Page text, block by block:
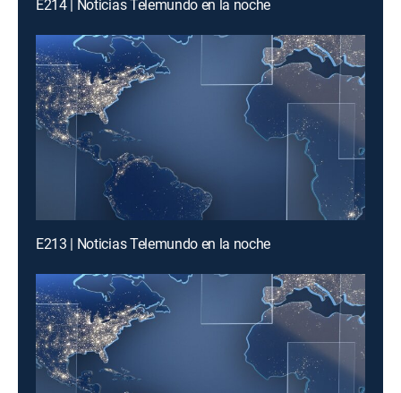
E214 | Noticias Telemundo en la noche
E213 | Noticias Telemundo en la noche